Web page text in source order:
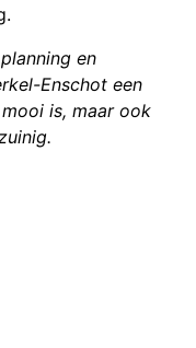
en
Enschot een
is, maar ook